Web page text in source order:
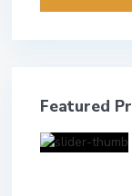
Featured